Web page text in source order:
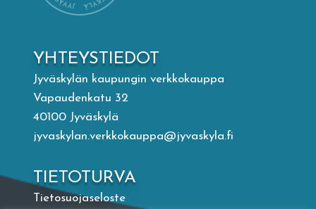
Valon Kaupunki
Lasten Lysti & LystiKylä-festivaali
English
YHTEYSTIEDOT
Jyväskylän kaupungin verkkokauppa
Vapaudenkatu 32
40100 Jyväskylä
jyvaskylan.verkkokauppa@jyvaskyla.fi
TIETOTURVA
Tietosuojaseloste